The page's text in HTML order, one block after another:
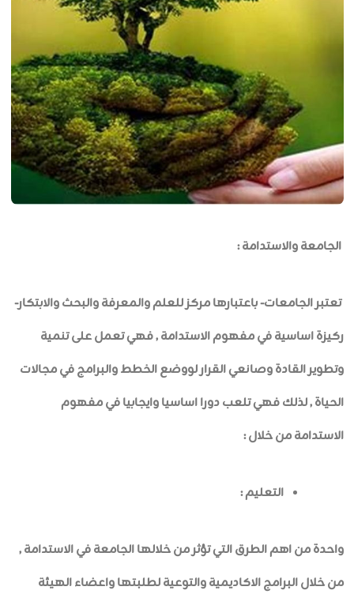
الجامعة والاستدامة :
تعتبر الجامعات- باعتبارها مركز للعلم والمعرفة والبحث والابتكار-
ركيزة اساسية في مفهوم الاستدامة , فهي تعمل على تنمية
وتطوير القادة وصانعي القرار لووضع الخطط والبرامج في مجالات
الحياة , لذلك فهي تلعب دورا اساسيا وايجابيا في مفهوم
الاستدامة من خلال :
التعليم :
واحدة من اهم الطرق التي تؤثر من خلالها الجامعة في الاستدامة ,
من خلال البرامج الاكاديمية والتوعية لطلبتها واعضاء الهيئة